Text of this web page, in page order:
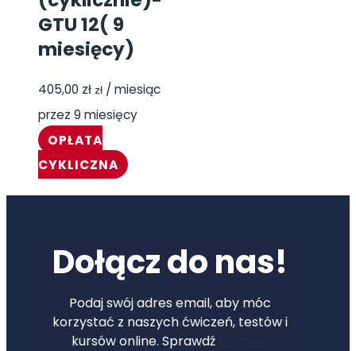
GTU 12( 9
miesięcy)
405,00 zł zł / miesiąc
przez 9 miesięcy
OPŁATA
CYKLICZNA
Dołącz do nas!
Podaj swój adres email, aby móc
korzystać z naszych ćwiczeń, testów i
kursów online. Sprawdź